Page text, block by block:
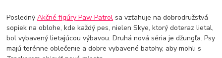
PoslednýAkčné figúry Paw Patrol sa vzťahuje na dobrodružstvá
sopiek na oblohe, kde každý pes, nielen Skye, ktorý doteraz lietal,
bol vybavený lietajúcou výbavou. Druhá nová séria je džungľa. Psy
majú terénne oblečenie a dobre vybavené batohy, aby mohli s